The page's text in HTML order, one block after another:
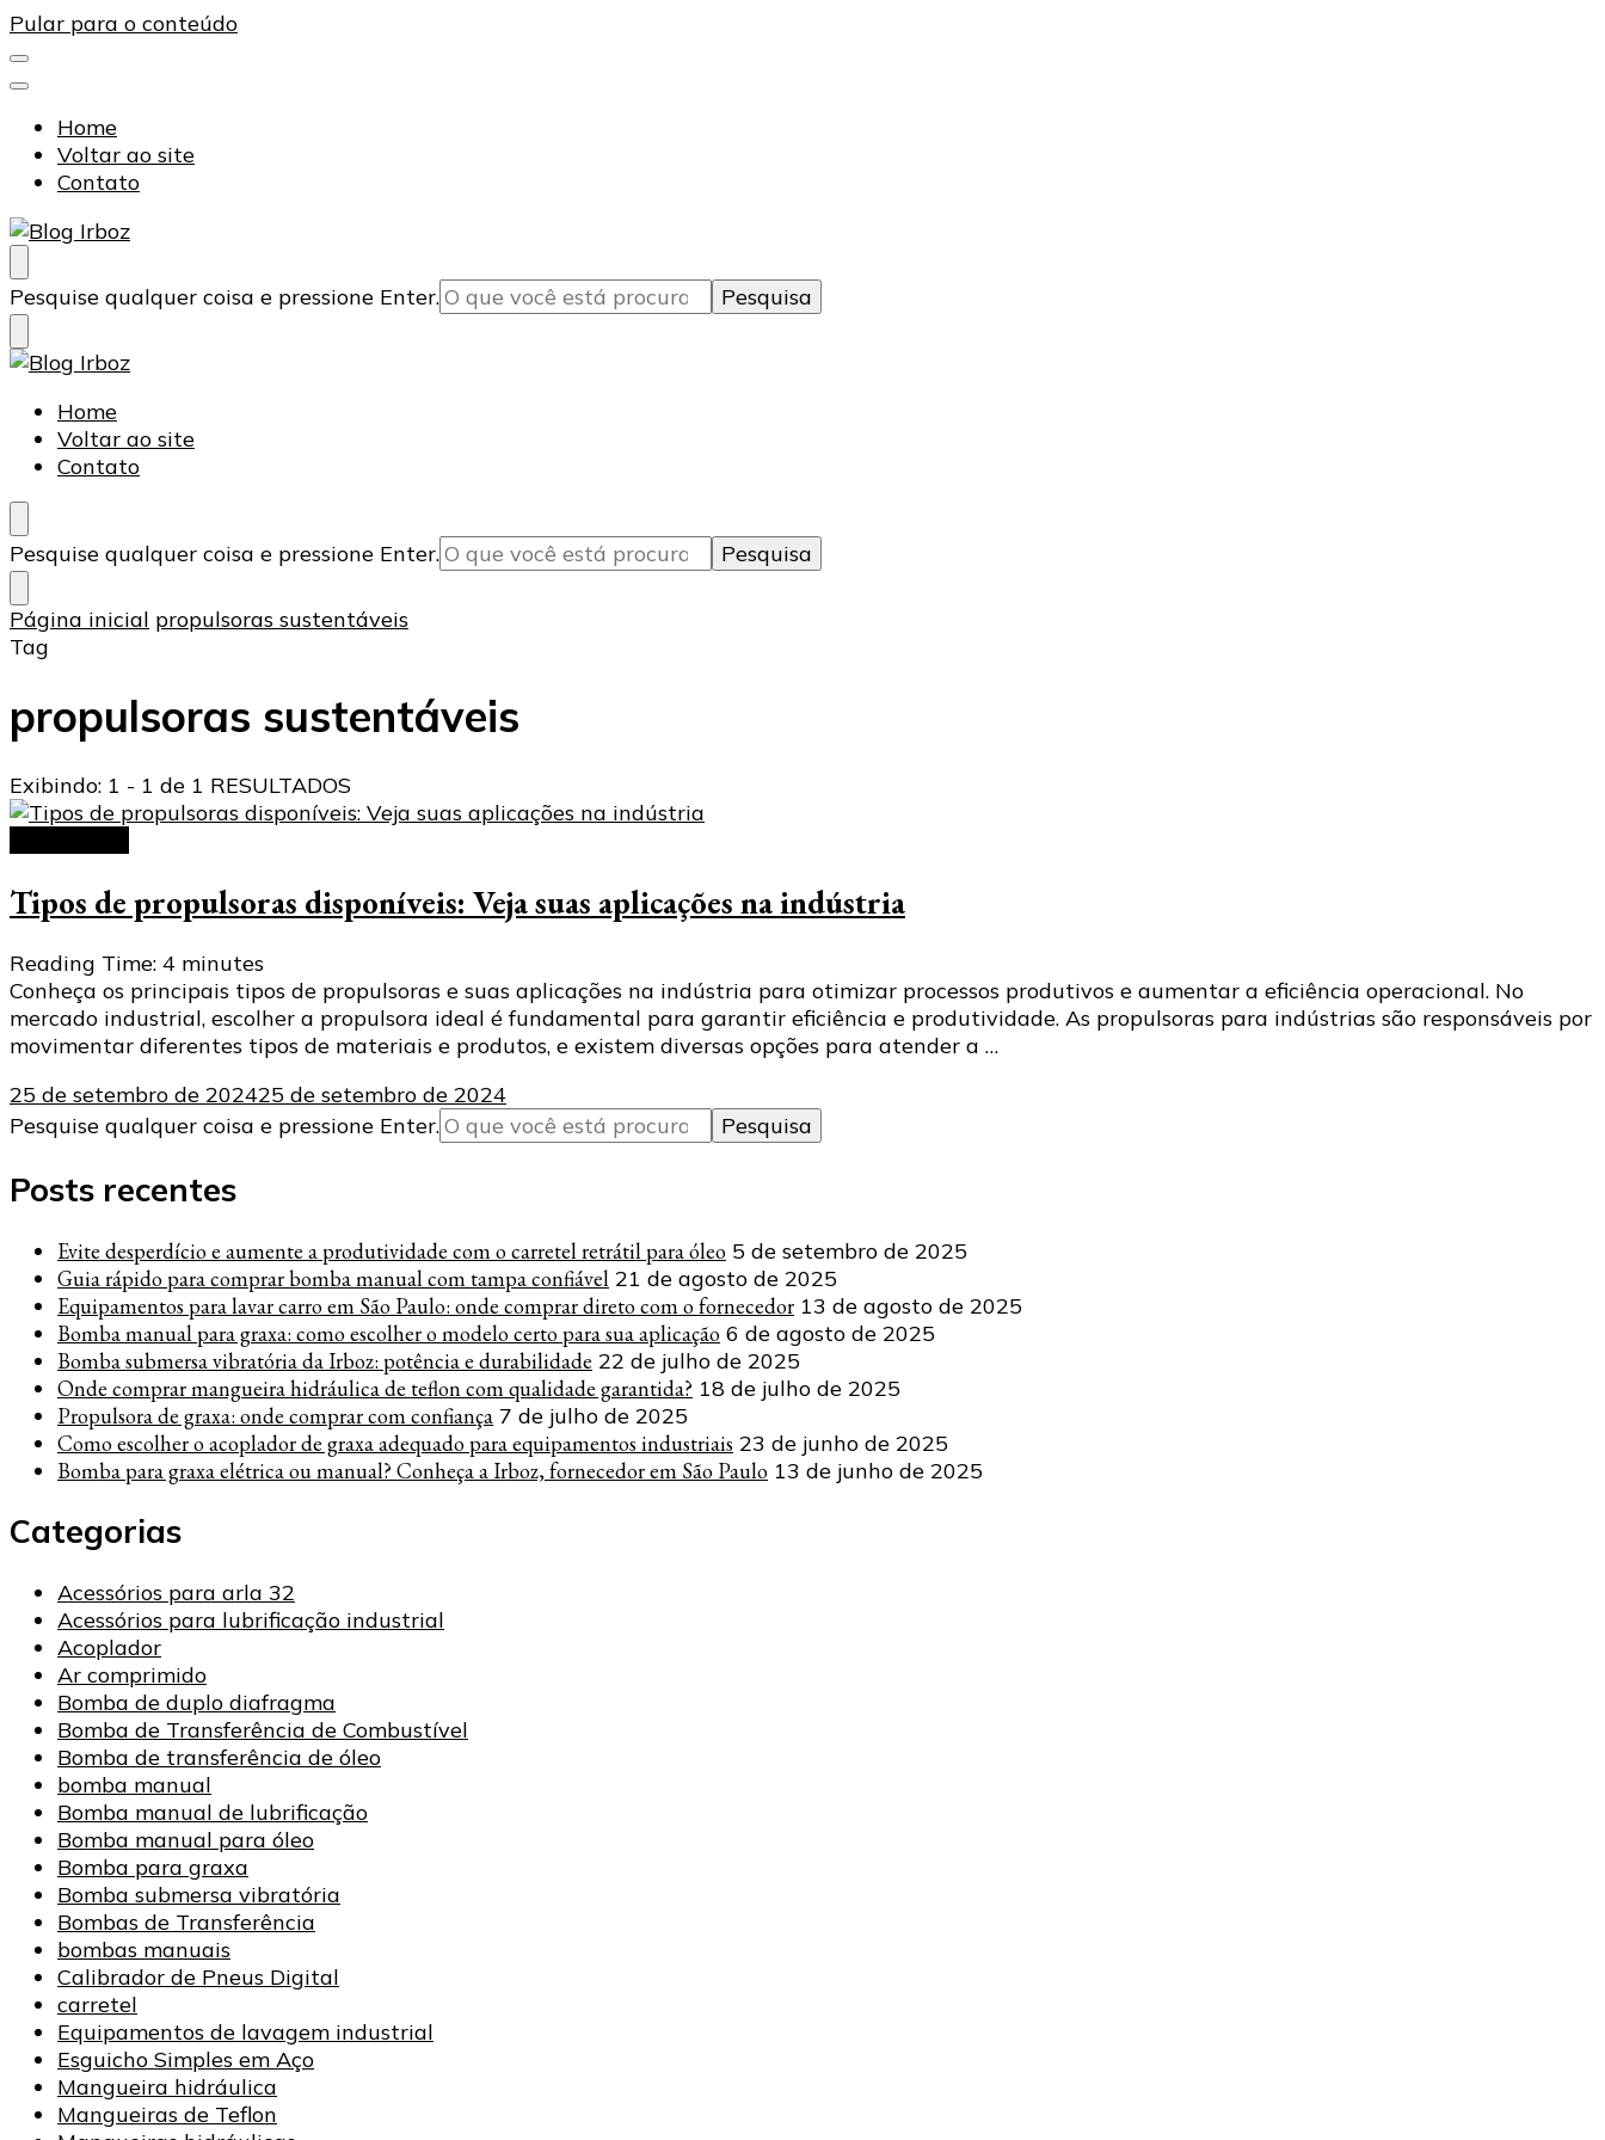
Pular para o conteúdo
Home
Voltar ao site
Contato
Blog Irboz
Blog de Lubrificação Industrial
Procurando
algo?
Pesquise qualquer coisa e pressione Enter.
Blog Irboz
Blog de Lubrificação Industrial
Home
Voltar ao site
Contato
Procurando
algo?
Pesquise qualquer coisa e pressione Enter.
Página inicial propulsoras sustentáveis
Tag
propulsoras sustentáveis
Exibindo: 1 - 1 de 1 RESULTADOS
Tipos de propulsoras disponíveis: Veja suas aplicações na indústria
Reading Time: 4 minutes
Conheça os principais tipos de propulsoras e suas aplicações na indústria para otimizar processos produtivos e aumentar a eficiência operacional. No
mercado industrial, escolher a propulsora ideal é fundamental para garantir eficiência e produtividade. As propulsoras para indústrias são responsáveis por
movimentar diferentes tipos de materiais e produtos, e existem diversas opções para atender a …
25 de setembro de 202425 de setembro de 2024
Procurando
Pesquise qualquer coisa e pressione Enter.
Posts recentes
Evite desperdício e aumente a produtividade com o carretel retrátil para óleo 5 de setembro de 2025
Guia rápido para comprar bomba manual com tampa confiável 21 de agosto de 2025
Equipamentos para lavar carro em São Paulo: onde comprar direto com o fornecedor 13 de agosto de 2025
Bomba manual para graxa: como escolher o modelo certo para sua aplicação 6 de agosto de 2025
Bomba submersa vibratória da Irboz: potência e durabilidade 22 de julho de 2025
Onde comprar mangueira hidráulica de teflon com qualidade garantida? 18 de julho de 2025
Propulsora de graxa: onde comprar com confiança 7 de julho de 2025
Como escolher o acoplador de graxa adequado para equipamentos industriais 23 de junho de 2025
Bomba para graxa elétrica ou manual? Conheça a Irboz, fornecedor em São Paulo 13 de junho de 2025
Categorias
Acessórios para arla 32
Acessórios para lubrificação industrial
Acoplador
Ar comprimido
Bomba de duplo diafragma
Bomba de Transferência de Combustível
Bomba de transferência de óleo
bomba manual
Bomba manual de lubrificação
Bomba manual para óleo
Bomba para graxa
Bomba submersa vibratória
Bombas de Transferência
bombas manuais
Calibrador de Pneus Digital
carretel
Equipamentos de lavagem industrial
Esguicho Simples em Aço
Mangueira hidráulica
Mangueiras de Teflon